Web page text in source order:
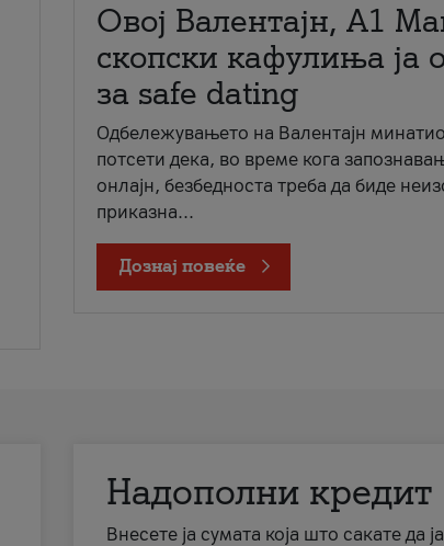
Овој Валентајн, A1
скопски кафулиња ја
за safe dating
Одбележувањето на Валентајн
потсети дека, во време кога
онлајн, безбедноста треба да биде
приказна...
Дознај повеќе
Надополни кредит
Внесете ја сумата која што сакате да